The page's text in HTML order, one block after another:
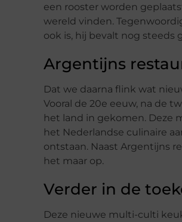
een rooster worden
wereld vinden.
ook is, hij bevalt nog steeds
Argentijns
Dat we daarna flink wat
Vooral de 20e eeuw, na de
het land in gekomen. Deze
het Nederlandse culinaire
ontstaan. Naast Argentijns
het maar op.
Verder in de
Deze nieuwe multi-culti